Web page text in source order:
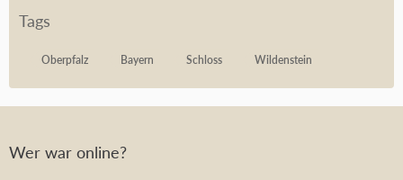
Tags
Oberpfalz Bayern Schloss Wildenstein
Wer war online?